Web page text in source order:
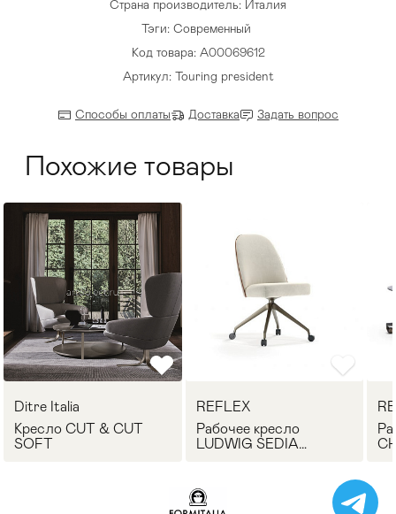
Страна производитель: Италия
Тэги: Современный
Код товара: A00069612
Артикул: Touring president
Способы оплаты Доставка Задать вопрос
Похожие товары
Ditre Italia
Кресло CUT & CUT
SOFT
REFLEX
Рабочее кресло
LUDWIG SEDIA